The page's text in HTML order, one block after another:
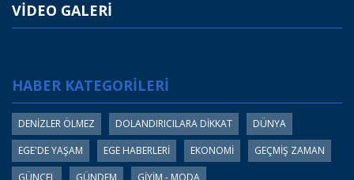
VİDEO GALERİ
HABER KATEGORİLERİ
DENİZLER ÖLMEZ DOLANDIRICILARA DİKKAT
DÜNYA
EGE'DE YAŞAM
EGE HABERLERİ EKONOMİ
GEÇMİŞ ZAMAN
GÜNCEL
GÜNDEM
GİYİM - MODA